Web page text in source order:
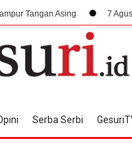
7 Agustus 1945,
Serba Serbi